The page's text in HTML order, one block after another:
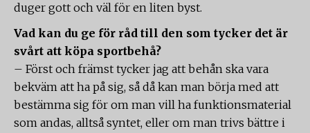
duger gott och väl för en liten byst.
Vad kan du ge för råd till den som tycker det är
svårt att köpa sportbehå?
– Först och främst tycker jag att behån ska vara
bekväm att ha på sig, så då kan man börja med att
bestämma sig för om man vill ha funktionsmaterial
som andas, alltså syntet, eller om man trivs bättre i